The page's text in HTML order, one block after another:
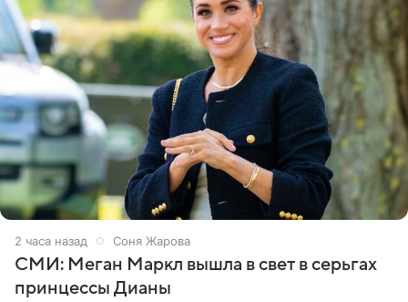
2 часа назад Соня Жарова
СМИ: Меган Маркл вышла в свет в серьгах
принцессы Дианы